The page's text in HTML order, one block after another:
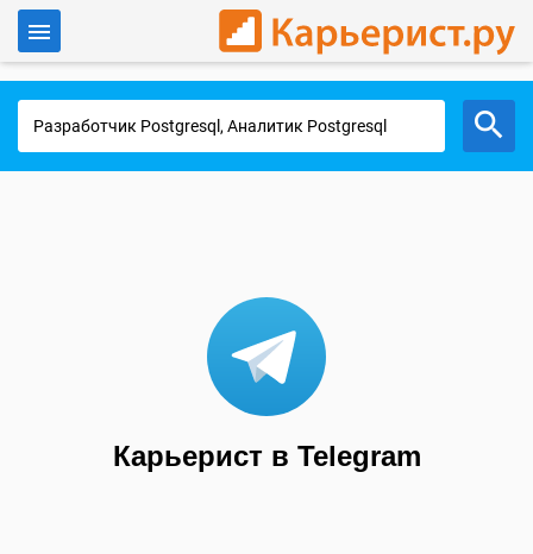
Работа в Москве
Карьерист в Telegram